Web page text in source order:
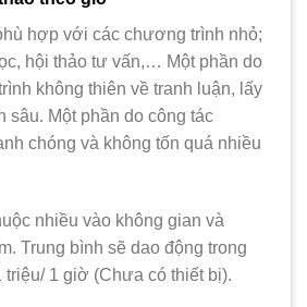
hợp với các chương trình nhỏ;
hội thảo tư vấn,… Một phần do
không thiên về tranh luận, lấy
sâu. Một phần do công tác
chóng và không tốn quá nhiều
nhiều vào không gian và
Trung bình sẽ dao động trong
triệu/ 1 giờ (Chưa có thiết bị).